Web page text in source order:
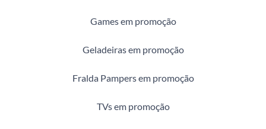
Games em promoção
Geladeiras em promoção
Fralda Pampers em promoção
TVs em promoção